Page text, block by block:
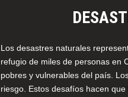
Los desastres naturales
refugio de miles de personas en
pobres y vulnerables del país.
riesgo. Estos desafíos hacen